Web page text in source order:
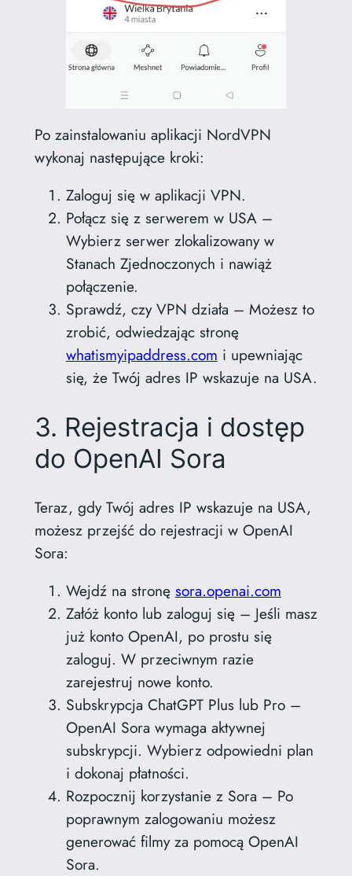
Po zainstalowaniu aplikacji NordVPN
wykonaj następujące kroki:
Zaloguj się w aplikacji VPN.
Połącz się z serwerem w USA –
Wybierz serwer zlokalizowany w
Stanach Zjednoczonych i nawiąż
połączenie.
Sprawdź, czy VPN działa – Możesz to
zrobić, odwiedzając stronę
whatismyipaddress.com i upewniając
się, że Twój adres IP wskazuje na USA.
3. Rejestracja i dostęp
do OpenAI Sora
Teraz, gdy Twój adres IP wskazuje na USA,
możesz przejść do rejestracji w OpenAI
Sora:
Wejdź na stronę sora.openai.com
Załóż konto lub zaloguj się – Jeśli masz
już konto OpenAI, po prostu się
zaloguj. W przeciwnym razie
zarejestruj nowe konto.
Subskrypcja ChatGPT Plus lub Pro –
OpenAI Sora wymaga aktywnej
subskrypcji. Wybierz odpowiedni plan
i dokonaj płatności.
Rozpocznij korzystanie z Sora – Po
poprawnym zalogowaniu możesz
generować filmy za pomocą OpenAI
Sora.